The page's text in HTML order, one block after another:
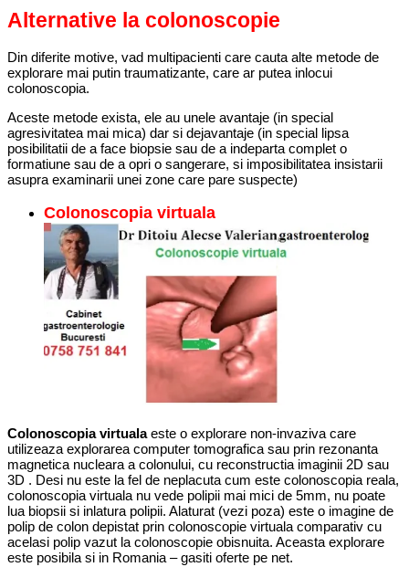
Alternative la colonoscopie
Din diferite motive, vad multipacienti care cauta alte metode de
explorare mai putin traumatizante, care ar putea inlocui
colonoscopia.
Aceste metode exista, ele au unele avantaje (in special
agresivitatea mai mica) dar si dejavantaje (in special lipsa
posibilitatii de a face biopsie sau de a indeparta complet o
formatiune sau de a opri o sangerare, si imposibilitatea insistarii
asupra examinarii unei zone care pare suspecte)
Colonoscopia virtuala
Colonoscopia virtualaeste o explorare non-invaziva care
utilizeaza explorarea computer tomografica sau prin rezonanta
magnetica nucleara a colonului, cu reconstructia imaginii 2D sau
3D . Desi nu este la fel de neplacuta cum este colonoscopia reala,
colonoscopia virtuala nu vede polipii mai mici de 5mm, nu poate
lua biopsii si inlatura polipii. Alaturat (vezi poza) este o imagine de
polip de colon depistat prin colonoscopie virtuala comparativ cu
acelasi polip vazut la colonoscopie obisnuita. Aceasta explorare
este posibila si in Romania – gasiti oferte pe net.